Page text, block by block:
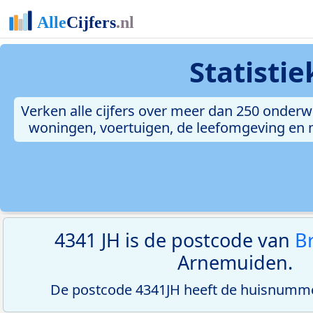
Verken alle cijfers over meer dan 250
woningen, voertuigen, de leefomgeving
4341 JH is de postcode van
Arnemuiden.
De postcode 4341JH heeft de